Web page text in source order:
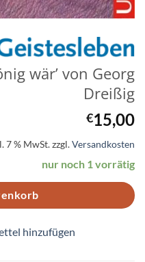
wär’ von Georg
Dreißig
€15,00
7 % MwSt.zzgl.Versandkosten
nur noch 1 vorrätig
hinzufügen